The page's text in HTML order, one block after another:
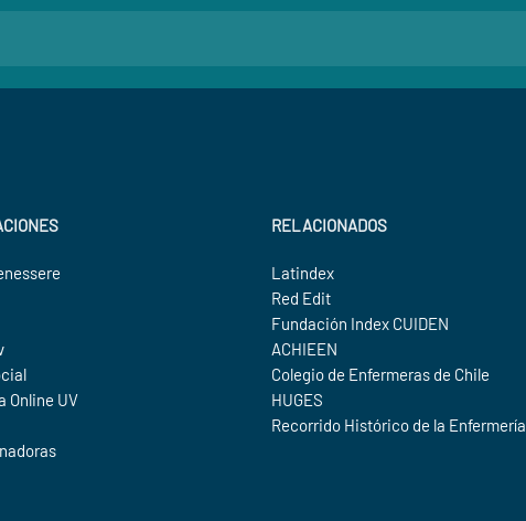
Online UV
RELACIONADOS
Latindex
Red Edit
Fundación Index CUIDEN
ACHIEEN
Colegio de Enfermeras de Chile
HUGES
Recorrido Histórico de la Enfermería